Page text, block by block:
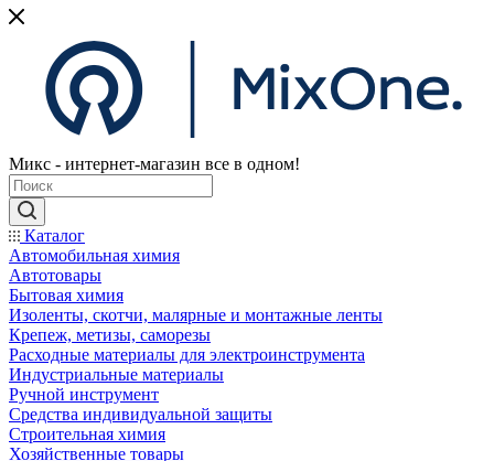
Микс - интернет-магазин все в одном!
Каталог
Автомобильная химия
Автотовары
Бытовая химия
Изоленты, скотчи, малярные и монтажные ленты
Крепеж, метизы, саморезы
Расходные материалы для электроинструмента
Индустриальные материалы
Ручной инструмент
Средства индивидуальной защиты
Строительная химия
Хозяйственные товары